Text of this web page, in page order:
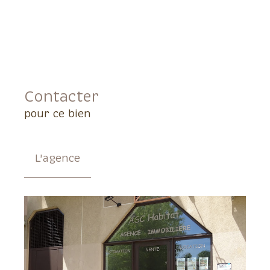
Contacter
pour ce bien
L'agence